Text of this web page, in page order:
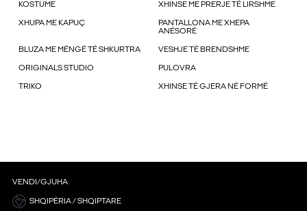
KOSTUME XHINSE ME PRERJE TË LIRSHME
XHUPA ME KAPUÇ
PANTALLONA ME XHEPA
ANËSORË
BLUZA ME MËNGË TË SHKURTRA VESHJE TË BRENDSHME
ORIGINALS STUDIO PULOVRA
TRIKO XHINSE TË GJERA NË FORMË
VENDI/GJUHA
SHQIPËRIA / SHQIPTARE